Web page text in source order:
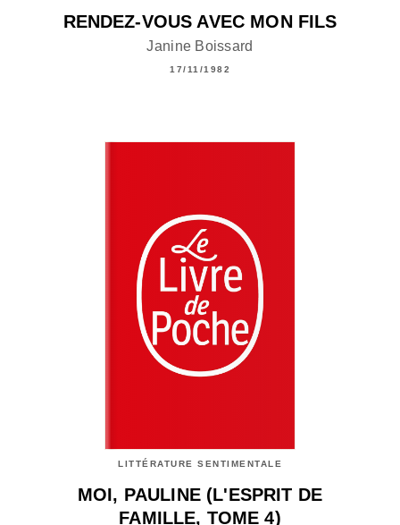
RENDEZ-VOUS AVEC MON FILS
Janine Boissard
17/11/1982
LITTÉRATURE SENTIMENTALE
MOI, PAULINE (L'ESPRIT DE
FAMILLE, TOME 4)